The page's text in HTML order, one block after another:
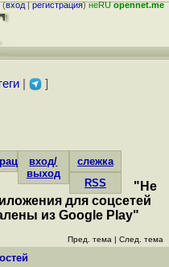
(вход|регистрация)неRUopennet.me
| ]
вход/
выход
слежка
RSS
"Не
для соцсетей
из Google Play"
Пред. тема | След. тема